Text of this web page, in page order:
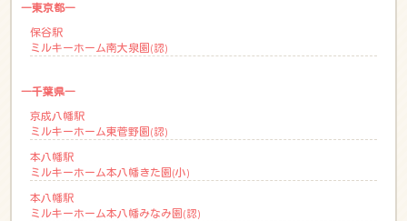
―東京都―
保谷駅
ミルキーホーム南大泉園(認)
―千葉県―
京成八幡駅
ミルキーホーム東菅野園(認)
本八幡駅
ミルキーホーム本八幡きた園(小)
本八幡駅
ミルキーホーム本八幡みなみ園(認)